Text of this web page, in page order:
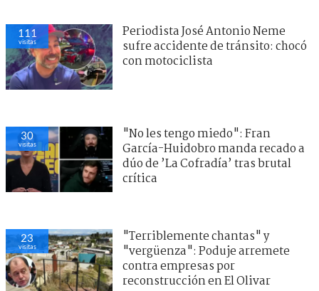
111
visitas
Periodista José Antonio Neme
sufre accidente de tránsito: chocó
con motociclista
30
visitas
"No les tengo miedo": Fran
García-Huidobro manda recado a
dúo de ’La Cofradía’ tras brutal
crítica
23
visitas
"Terriblemente chantas" y
"vergüenza": Poduje arremete
contra empresas por
reconstrucción en El Olivar